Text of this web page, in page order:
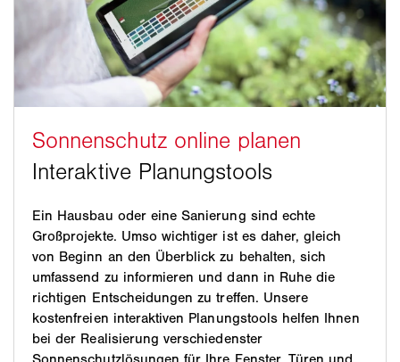
Ein Hausbau oder eine Sanierung sind echte
Großprojekte. Umso wichtiger ist es daher, gleich
von Beginn an den Überblick zu behalten, sich
umfassend zu informieren und dann in Ruhe die
richtigen Entscheidungen zu treffen. Unsere
kostenfreien interaktiven Planungstools helfen Ihnen
bei der Realisierung verschiedenster
Sonnenschutzlösungen für Ihre Fenster, Türen und